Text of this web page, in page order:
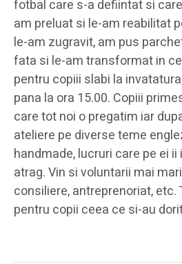
fotbal care s-a defiintat si
am preluat si le-am reabilitat
le-am zugravit, am pus
fata si le-am transformat in
pentru copiii slabi la
pana la ora 15.00. Copiii
care tot noi o pregatim iar
ateliere pe diverse teme
handmade, lucruri care pe ei
atrag. Vin si voluntarii mai
consiliere, antreprenoriat,
pentru copii ceea ce si-au